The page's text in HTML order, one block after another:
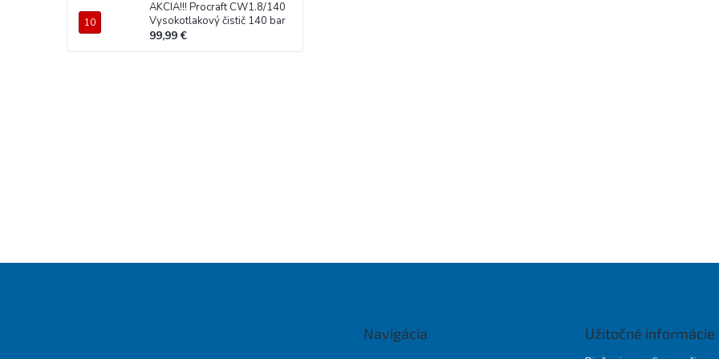
AKCIA!!! Procraft CW1.8/140
Vysokotlakový čistič 140 bar
99,99 €
Navigácia Užitočné informácie